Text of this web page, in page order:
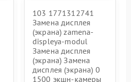
103 1771312741
Замена дисплея
(экрана) zamena-
displeya-modul
Замена дисплея
(экрана) Замена
дисплея (экрана) 0
1500 экшн-камеры